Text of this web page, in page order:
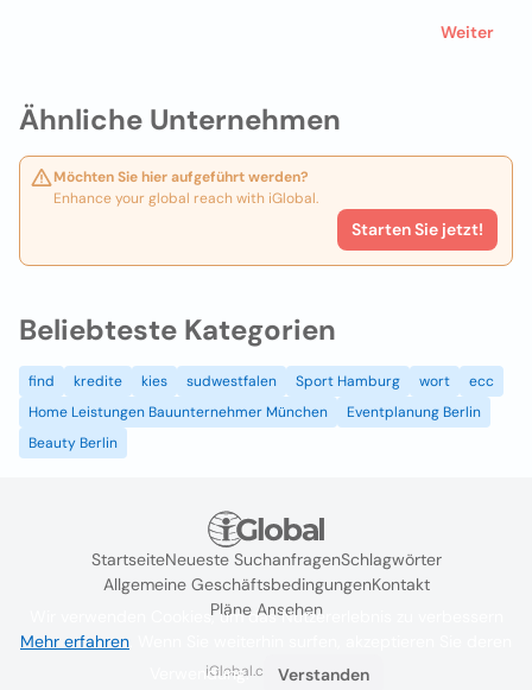
Ähnliche Unternehmen
Möchten Sie hier aufgeführt werden?
Enhance your global reach with iGlobal.
Starten Sie jetzt!
Weiter
Beliebteste Kategorien
find kredite kies sudwestfalen Sport Hamburg wort
ecc
Home Leistungen Bauunternehmer München
Eventplanung Berlin
Beauty Berlin
StartseiteNeueste SuchanfragenSchlagwörter
Allgemeine GeschäftsbedingungenKontakt
Pläne Ansehen
iGlobal.co @ 2024
Wir verwenden Cookies, um das Nutzererlebnis zu verbessern
Mehr erfahren
Verwendung.
Verstanden